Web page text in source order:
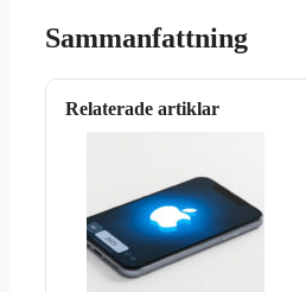
Sammanfattning
Relaterade artiklar